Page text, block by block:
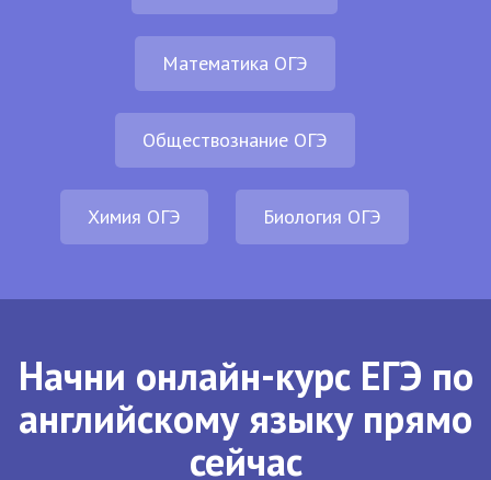
Математика ОГЭ
Обществознание ОГЭ
Химия ОГЭ Биология ОГЭ
Начни онлайн-курс ЕГЭ по
английскому языку прямо
сейчас